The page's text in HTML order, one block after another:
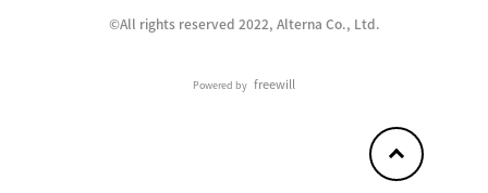
©︎All rights reserved 2022, Alterna Co., Ltd.
Powered by freewill